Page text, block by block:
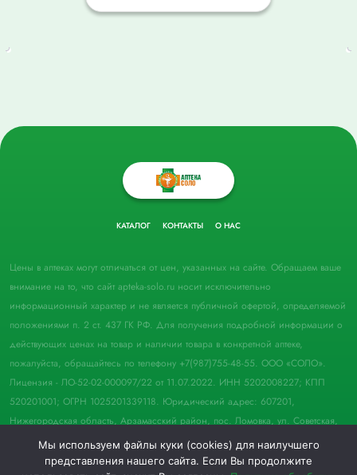
КАТАЛОГ КОНТАКТЫ О НАС
Цены в аптеках могут отличаться от цен, указанных на сайте. Обращаем ваше
внимание на то, что сайт apteka-solo.ru носит исключительно
информационный характер и не является публичной офертой, определяемой
положениями п. 2 ст. 437 ГК РФ. Для получения подробной информации о
действующих ценах на товар и наличии товара в конкретной аптеке,
пожалуйста, обращайтесь по телефону +7(987)755-48-55. ООО «СОЛО».
Лицензия - ЛО-52-02-000097/22 от 11.07.2022. ИНН 5202008227; КПП
520201001; ОГРН 1025201339118. Юридический адрес: 607201,
Нижегородская область, Арзамасский район, пос. Ломовка, ул. Советская,
д. 33, пом. 21.
© 2022 Аптека "Соло". Все права защищены.
Мы используем файлы куки (cookies) для наилучшего
представления нашего сайта. Если Вы продолжите